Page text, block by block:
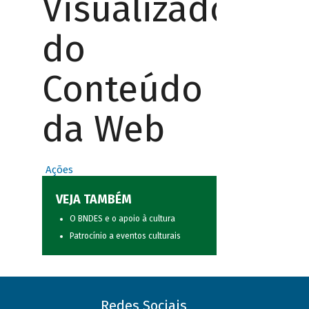
Visualizador
do
Conteúdo
da Web
Ações
VEJA TAMBÉM
O BNDES e o apoio à cultura
Patrocínio a eventos culturais
Redes Sociais